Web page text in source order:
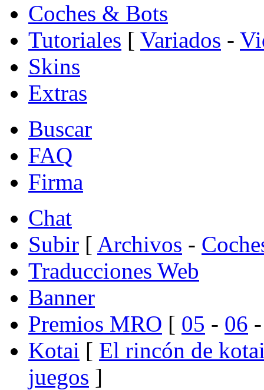
Coches & Bots
Tutoriales [ Variados -
Skins
Extras
Buscar
FAQ
Firma
Chat
Subir [ Archivos -
Traducciones Web
Banner
Premios MRO [ 05 - 06
Kotai [ El rincón de
juegos ]